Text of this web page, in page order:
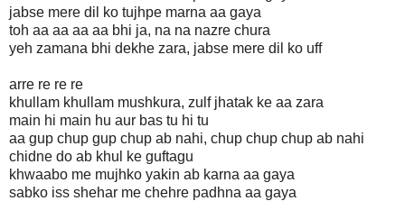
jabse mere dil ko tujhpe marna aa gaya
toh aa aa aa aa bhi ja, na na nazre chura
yeh zamana bhi dekhe zara, jabse mere dil ko uff
arre re re re
khullam khullam mushkura, zulf jhatak ke aa zara
main hi main hu aur bas tu hi tu
aa gup chup gup chup ab nahi, chup chup chup ab nahi
chidne do ab khul ke guftagu
khwaabo me mujhko yakin ab karna aa gaya
sabko iss shehar me chehre padhna aa gaya